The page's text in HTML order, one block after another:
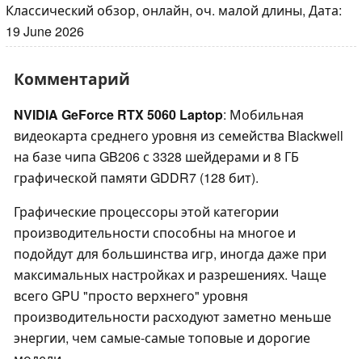
Классический обзор, онлайн, оч. малой длины, Дата:
19 June 2026
Комментарий
NVIDIA GeForce RTX 5060 Laptop: Мобильная
видеокарта среднего уровня из семейства Blackwell
на базе чипа GB206 с 3328 шейдерами и 8 ГБ
графической памяти GDDR7 (128 бит).
Графические процессоры этой категории
производительности способны на многое и
подойдут для большинства игр, иногда даже при
максимальных настройках и разрешениях. Чаще
всего GPU "просто верхнего" уровня
производительности расходуют заметно меньше
энергии, чем самые-самые топовые и дорогие